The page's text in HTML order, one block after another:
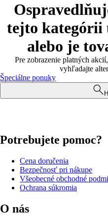
tejto kategórii
alebo je
Pre zobrazenie platných
vyhľadajte
Špeciálne ponuky
Potrebujete pomoc?
Cena doručenia
Bezpečnosť pri nákupe
Všeobecné obchodné
Ochrana súkromia
O nás